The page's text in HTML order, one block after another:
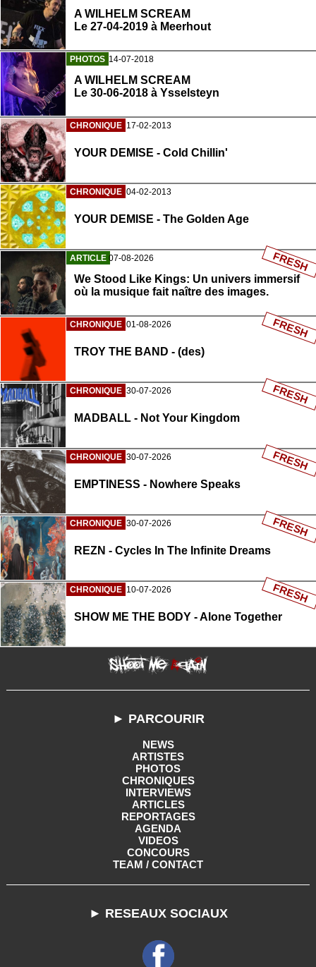
A WILHELM SCREAM
Le 27-04-2019 à Meerhout
PHOTOS 14-07-2018
A WILHELM SCREAM
Le 30-06-2018 à Ysselsteyn
CHRONIQUE 17-02-2013
YOUR DEMISE - Cold Chillin'
CHRONIQUE 04-02-2013
YOUR DEMISE - The Golden Age
ARTICLE 07-08-2026
We Stood Like Kings: Un univers immersif
où la musique fait naître des images.
FRESH
CHRONIQUE 01-08-2026
TROY THE BAND - (des)
FRESH
CHRONIQUE 30-07-2026
MADBALL - Not Your Kingdom
FRESH
CHRONIQUE 30-07-2026
EMPTINESS - Nowhere Speaks
FRESH
CHRONIQUE 30-07-2026
REZN - Cycles In The Infinite Dreams
FRESH
CHRONIQUE 10-07-2026
SHOW ME THE BODY - Alone Together
FRESH
► PARCOURIR
NEWS
ARTISTES
PHOTOS
CHRONIQUES
INTERVIEWS
ARTICLES
REPORTAGES
AGENDA
VIDEOS
CONCOURS
TEAM / CONTACT
► RESEAUX SOCIAUX